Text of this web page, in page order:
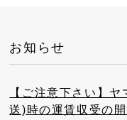
お知らせ
【ご注意下さい】
送)時の運賃収受の